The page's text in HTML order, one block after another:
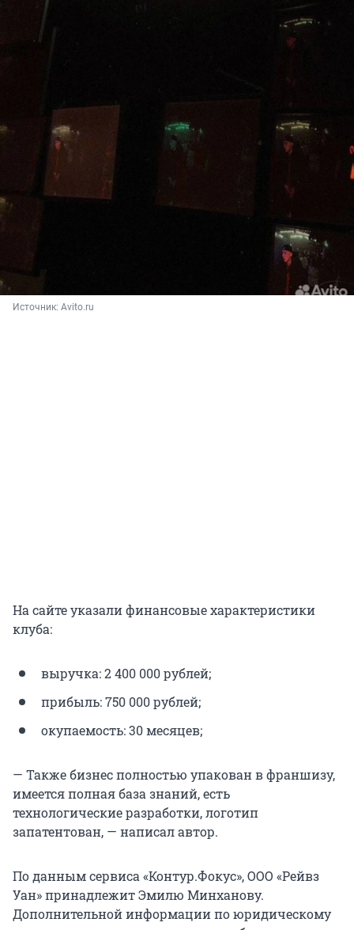
Источник: Avito.ru
На сайте указали финансовые характеристики
клуба:
выручка:2 400 000рублей;
прибыль:750 000рублей;
окупаемость:30 месяцев;
— Также бизнес полностью упакован в франшизу,
имеется полная база знаний, есть
технологические разработки, логотип
запатентован, — написал автор.
По данным сервиса «Контур.Фокус», ООО «Рейвз
Уан» принадлежит Эмилю Минханову.
Дополнительной информации по юридическому